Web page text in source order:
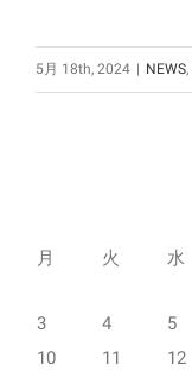
5月 18th, 2024 | NEWS,
月
火 水
3
4 5
10
11 12